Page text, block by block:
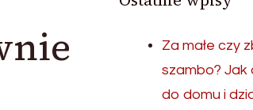
Za małe czy
szambo? Jak
do domu i